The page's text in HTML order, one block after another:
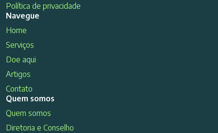
Política de privacidade
Navegue
Home
Serviços
Doe aqui
Artigos
Contato
Quem somos
Quem somos
Diretoria e Conselho